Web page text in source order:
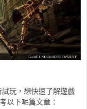
玩，想快速了解遊戲
以下呢篇文章：